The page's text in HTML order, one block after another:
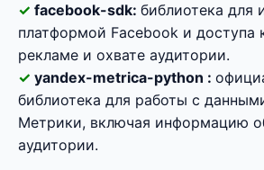
facebook-sdk: библиотека для
платформой Facebook и доступа
рекламе и охвате аудитории.
yandex-metrica-python :
библиотека для работы с
Метрики, включая информацию
аудитории.